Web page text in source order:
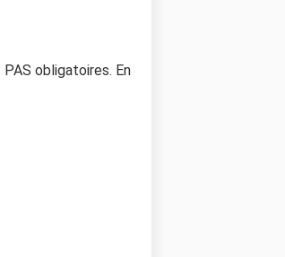
obligatoires. En